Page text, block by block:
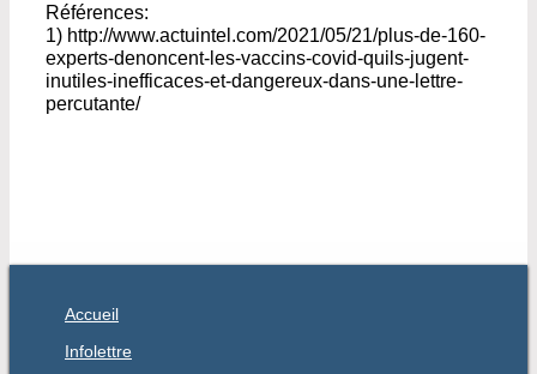
Références:
1) http://www.actuintel.com/2021/05/21/plus-de-160-
experts-denoncent-les-vaccins-covid-quils-jugent-
inutiles-inefficaces-et-dangereux-dans-une-lettre-
percutante/
Accueil
Infolettre